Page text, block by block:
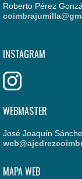
Roberto Pérez
INSTAGRAM
WEBMASTER
José Joaquín
MAPA WEB